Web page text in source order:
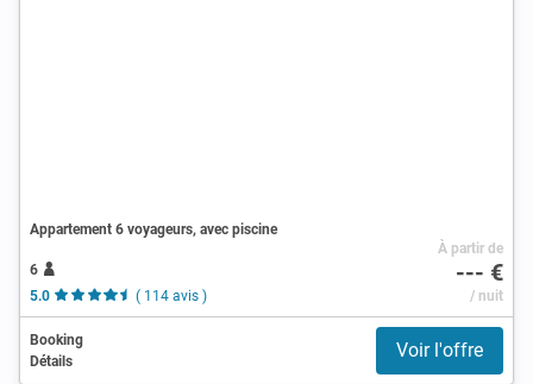
Appartement 6 voyageurs, avec piscine
6
5.0
( 114 avis )
À partir de
--- €
/ nuit
Booking
Détails
Voir l'offre